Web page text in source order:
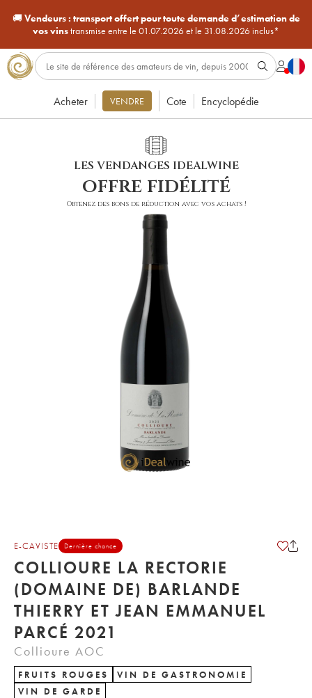
🚚Vendeurs : transport offert pour toute demande d’estimation de
vos vinstransmise entre le 01.07.2026 et le 31.08.2026 inclus*
Acheter VENDRE Cote Encyclopédie
LES VENDANGES IDEALWINE
offre fidélité
Obtenez des bons de réduction avec vos achats !
E-CAVISTE Dernière chance
COLLIOURE LA RECTORIE
(DOMAINE DE) BARLANDE
THIERRY ET JEAN EMMANUEL
PARCÉ 2021
Collioure AOC
FRUITS ROUGES
VIN DE GASTRONOMIE
VIN DE GARDE